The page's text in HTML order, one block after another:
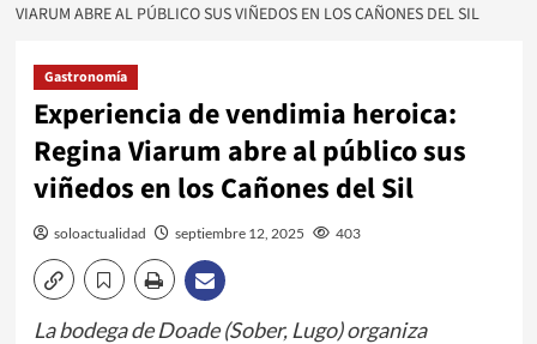
VIARUM ABRE AL PÚBLICO SUS VIÑEDOS EN LOS CAÑONES DEL SIL
Gastronomía
Experiencia de vendimia heroica:
Regina Viarum abre al público sus
viñedos en los Cañones del Sil
soloactualidad septiembre 12, 2025 403
La bodega de Doade (Sober, Lugo) organiza